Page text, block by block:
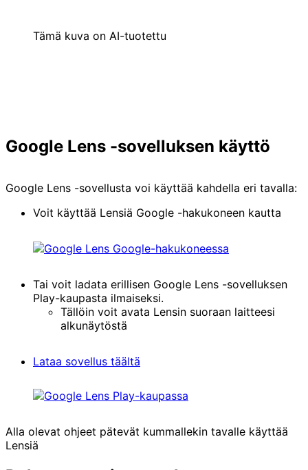
Tämä kuva on AI-tuotettu
Google Lens -sovelluksen käyttö
Google Lens -sovellusta voi käyttää kahdella eri tavalla:
Voit käyttää Lensiä Google -hakukoneen kautta
Tai voit ladata erillisen Google Lens -sovelluksen
Play-kaupasta ilmaiseksi.
Tällöin voit avata Lensin suoraan laitteesi
alkunäytöstä
Lataa sovellus täältä
Alla olevat ohjeet pätevät kummallekin tavalle käyttää
Lensiä